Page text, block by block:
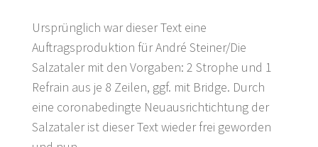
Ursprünglich war dieser Text eine
Auftragsproduktion für André Steiner/Die
Salzataler mit den Vorgaben: 2 Strophe und 1
Refrain aus je 8 Zeilen, ggf. mit Bridge. Durch
eine coronabedingte Neuausrichtichtung der
Salzataler ist dieser Text wieder frei geworden